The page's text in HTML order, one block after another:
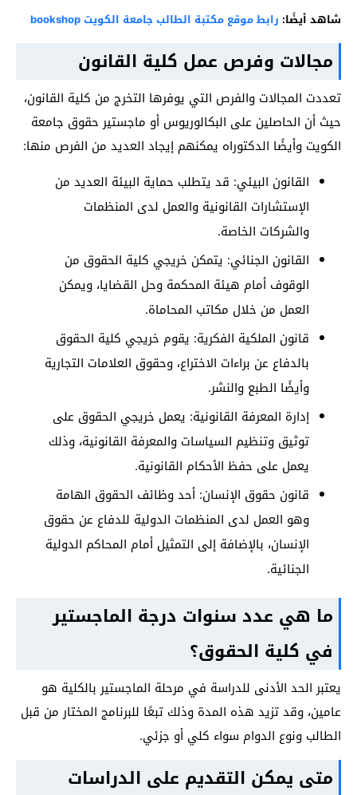
شاهد أيضًا: رابط موقع مكتبة الطالب جامعة الكويت bookshop
مجالات وفرص عمل كلية القانون
تعددت المجالات والفرص التي يوفرها التخرج من كلية القانون،
حيث أن الحاصلين على البكالوريوس أو ماجستير حقوق جامعة
الكويت وأيضًا الدكتوراه يمكنهم إيجاد العديد من الفرص منها:
القانون البيئي: قد يتطلب حماية البيئة العديد من
الإستشارات القانونية والعمل لدى المنظمات
والشركات الخاصة.
القانون الجنائي: يتمكن خريجي كلية الحقوق من
الوقوف أمام هيئة المحكمة وحل القضايا، ويمكن
العمل من خلال مكاتب المحاماة.
قانون الملكية الفكرية: يقوم خريجي كلية الحقوق
بالدفاع عن براءات الاختراع، وحقوق العلامات التجارية
وأيضًا الطبع والنشر.
إدارة المعرفة القانونية: يعمل خريجي الحقوق على
توثيق وتنظيم السياسات والمعرفة القانونية، وذلك
يعمل على حفظ الأحكام القانونية.
قانون حقوق الإنسان: أحد وظائف الحقوق الهامة
وهو العمل لدى المنظمات الدولية للدفاع عن حقوق
الإنسان، بالإضافة إلى التمثيل أمام المحاكم الدولية
الجنائية.
ما هي عدد سنوات درجة الماجستير
في كلية الحقوق؟
يعتبر الحد الأدنى للدراسة في مرحلة الماجستير بالكلية هو
عامين، وقد تزيد هذه المدة وذلك تبعًا للبرنامج المختار من قبل
الطالب ونوع الدوام سواء كلي أو جزئي.
متى يمكن التقديم على الدراسات